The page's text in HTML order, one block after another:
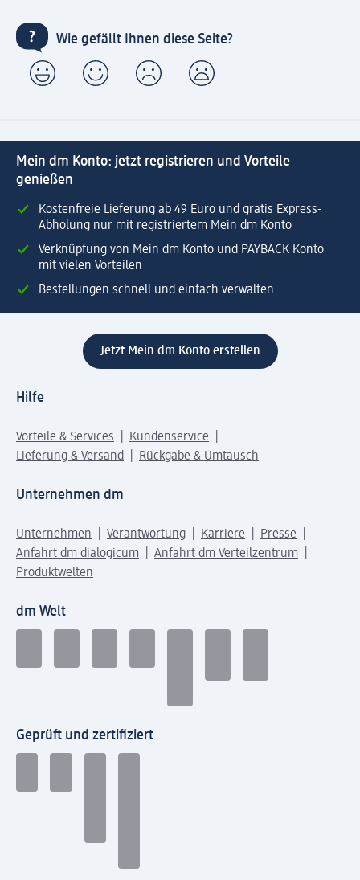
Wie gefällt Ihnen diese Seite?
Mein dm Konto: jetzt registrieren und Vorteile
genießen
Kostenfreie Lieferung ab 49 Euro und gratis Express-
Abholung nur mit registriertem Mein dm Konto
Verknüpfung von Mein dm Konto und PAYBACK Konto
mit vielen Vorteilen
Bestellungen schnell und einfach verwalten.
Jetzt Mein dm Konto erstellen
Hilfe
Vorteile & Services
Kundenservice
Lieferung & Versand
Rückgabe & Umtausch
Unternehmen dm
Unternehmen Verantwortung Karriere
Presse
Anfahrt dm dialogicum
Anfahrt dm Verteilzentrum
Produktwelten
dm Welt
Geprüft und zertifiziert